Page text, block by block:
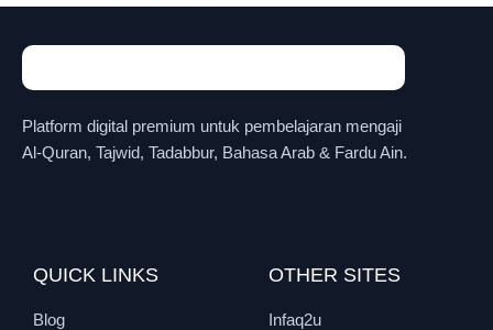
Platform digital premium untuk pembelajaran mengaji
Al-Quran, Tajwid, Tadabbur, Bahasa Arab & Fardu Ain.
QUICK LINKS
Blog
OTHER SITES
Infaq2u